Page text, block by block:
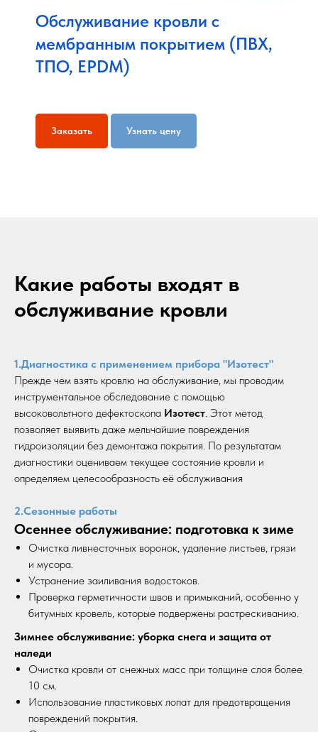
Обслуживание кровли с
мембранным покрытием (ПВХ,
ТПО, EPDM)
Заказать Узнать цену
Какие работы входят в
обслуживание кровли
1.Диагностика с применением прибора "Изотест"
Прежде чем взять кровлю на обслуживание, мы проводим
инструментальное обследование с помощью
высоковольтного дефектоскопа Изотест. Этот метод
позволяет выявить даже мельчайшие повреждения
гидроизоляции без демонтажа покрытия. По результатам
диагностики оцениваем текущее состояние кровли и
определяем целесообразность её обслуживания
2.Сезонные работы
Осеннее обслуживание: подготовка к зиме
Очистка ливнесточных воронок, удаление листьев, грязи
и мусора.
Устранение заиливания водостоков.
Проверка герметичности швов и примыканий, особенно у
битумных кровель, которые подвержены растрескиванию.
Зимнее обслуживание: уборка снега и защита от
наледи
Очистка кровли от снежных масс при толщине слоя более
10 см.
Использование пластиковых лопат для предотвращения
повреждений покрытия.